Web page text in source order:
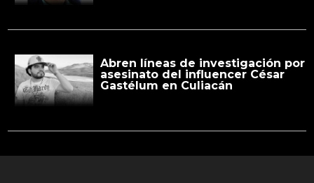
Abren líneas de investigación por
asesinato del influencer César
Gastélum en Culiacán